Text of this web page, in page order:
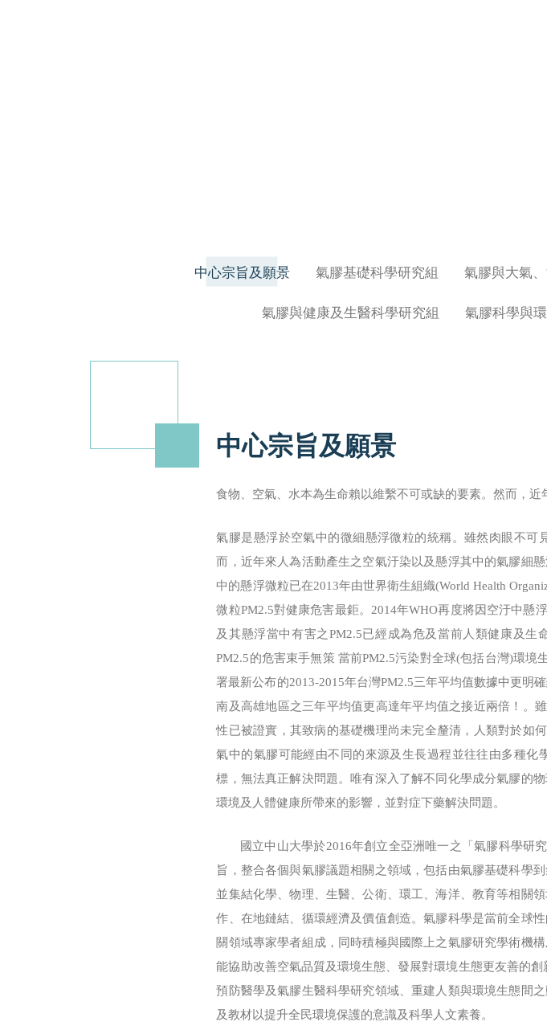
中心宗旨及願景 氣膠基礎科學研究組 氣膠與大氣
氣膠與健康及生醫科學研究組 氣膠科學與
中心宗旨及願景
食物、空氣、水本為生命賴以維繫不可或缺的要素。然而，
氣膠是懸浮於空氣中的微細懸浮微粒的統稱。雖然肉眼不
而，近年來人為活動產生之空氣汙染以及懸浮其中的氣膠細
中的懸浮微粒已在2013年由世界衛生組織(World Health
微粒PM2.5對健康危害最鉅。2014年WHO再度將因空汙中懸
及其懸浮當中有害之PM2.5已經成為危及當前人類健康及
PM2.5的危害束手無策 當前PM2.5污染對全球(包括台灣)環
署最新公布的2013-2015年台灣PM2.5三年平均值數據中更明
南及高雄地區之三年平均值更高達年平均值之接近兩倍！。
性已被證實，其致病的基礎機理尚未完全釐清，人類對於如
氣中的氣膠可能經由不同的來源及生長過程並往往由多種
標，無法真正解決問題。唯有深入了解不同化學成分氣膠的
環境及人體健康所帶來的影響，並對症下藥解決問題。
國立中山大學於2016年創立全亞洲唯一之「氣膠科學研究
旨，整合各個與氣膠議題相關之領域，包括由氣膠基礎科學
並集結化學、物理、生醫、公衛、環工、海洋、教育等相關
作、在地鏈結、循環經濟及價值創造。氣膠科學是當前全球
關領域專家學者組成，同時積極與國際上之氣膠研究學術機
能協助改善空氣品質及環境生態、發展對環境生態更友善的
預防醫學及氣膠生醫科學研究領域、重建人類與環境生態間
及教材以提升全民環境保護的意識及科學人文素養。